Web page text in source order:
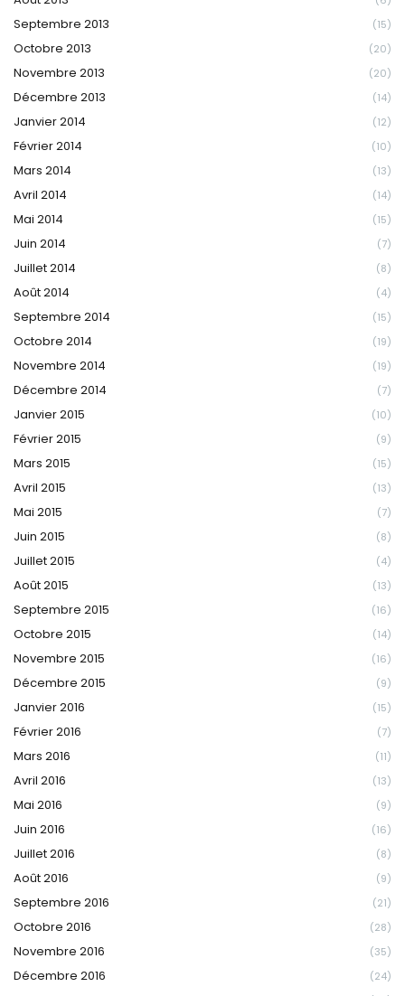
Septembre 2013 (15)
Octobre 2013 (20)
Novembre 2013 (20)
Décembre 2013 (14)
Janvier 2014 (12)
Février 2014 (10)
Mars 2014 (13)
Avril 2014 (14)
Mai 2014 (15)
Juin 2014 (7)
Juillet 2014 (8)
Août 2014 (4)
Septembre 2014 (15)
Octobre 2014 (19)
Novembre 2014 (19)
Décembre 2014 (7)
Janvier 2015 (10)
Février 2015 (9)
Mars 2015 (15)
Avril 2015 (13)
Mai 2015 (7)
Juin 2015 (8)
Juillet 2015 (4)
Août 2015 (13)
Septembre 2015 (16)
Octobre 2015 (14)
Novembre 2015 (16)
Décembre 2015 (9)
Janvier 2016 (15)
Février 2016 (7)
Mars 2016 (11)
Avril 2016 (13)
Mai 2016 (9)
Juin 2016 (16)
Juillet 2016 (8)
Août 2016 (9)
Septembre 2016 (21)
Octobre 2016 (28)
Novembre 2016 (35)
Décembre 2016 (24)